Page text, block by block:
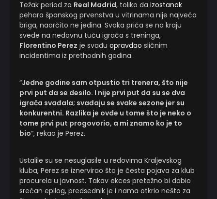
Težak period za Real Madrid, toliko da izostanak
pehara španskog prvenstva u vitrinama nije najveća
briga, naorčito ne jedina. Svaka priča se na kraju
svede na nedavnu tuču igrača s treninga,
Florentino Perez je svađu opravdao sličnim
incidentima iz prethodnih godina.
“Jedne godine sam otpustio tri trenera, što nije
prvi put da se desilo. I nije prvi put da su se dva
igrača svađala; svađaju se svake sezone jer su
konkurentni. Razlika je ovde u tome što je neko o
tome prvi put progovorio, a mi znamo ko je to
bio“, rekao je Perez.
Ustalile su se nesuglasile u redovima Kraljevskog
kluba, Perez se iznervirao što je česta pojava za klub
procurela u javnost. Takav ekces pretežno bi dobio
srećan epilog, predsednik je i nama otkrio nešto za